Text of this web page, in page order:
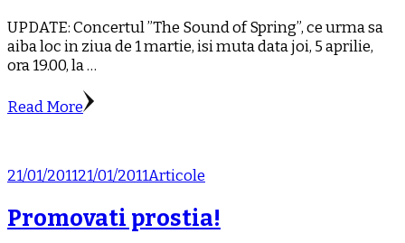
UPDATE: Concertul ”The Sound of Spring”, ce urma sa
aiba loc in ziua de 1 martie, isi muta data joi, 5 aprilie,
ora 19.00, la …
Read More
21/01/201121/01/2011Articole
Promovati prostia!